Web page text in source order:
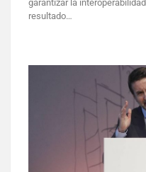
garantizar la
resultado…